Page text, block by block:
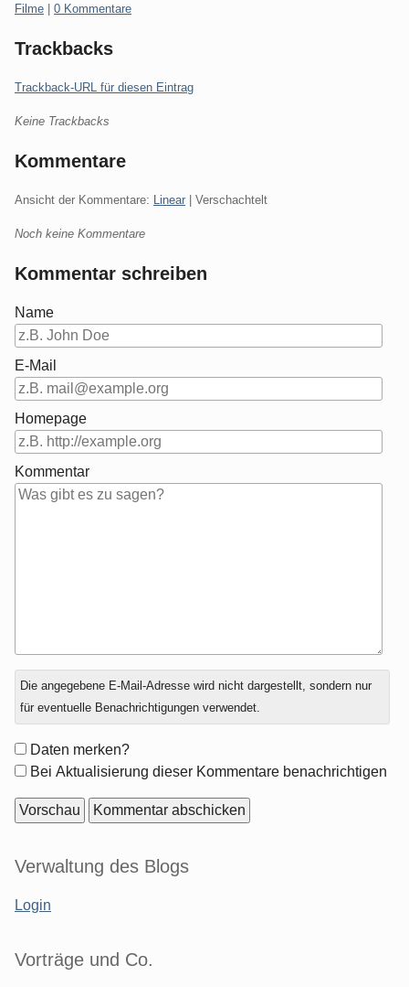
Kategorien:
Filme 0 Kommentare
Trackbacks
Trackback-URL für diesen Eintrag
Keine Trackbacks
Kommentare
Ansicht der Kommentare: Linear | Verschachtelt
Noch keine Kommentare
Kommentar schreiben
Name
E-Mail
Homepage
Kommentar
Antwort
zu
Die angegebene E-Mail-Adresse wird nicht dargestellt, sondern nur
für eventuelle Benachrichtigungen verwendet.
Formular-
Optionen
Daten merken?
Bei Aktualisierung dieser Kommentare benachrichtigen
Seitenleiste
Verwaltung des Blogs
Login
Vorträge und Co.